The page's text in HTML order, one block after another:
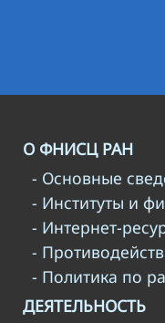
О ФНИСЦ РАН
- Основные
- Институты и
- Интернет-
-
- Политика по
ДЕЯТЕЛЬНОСТЬ